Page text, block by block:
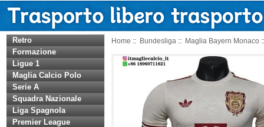
Giacca
Rugby trasporto Retro
Retro
Formazione
Ligue 1
Maglia Calcio Polo
Serie A
Squadra Nazionale
Liga Spagnola
Premier League
Home :: Bundesliga :: Maglia Bayern Monaco